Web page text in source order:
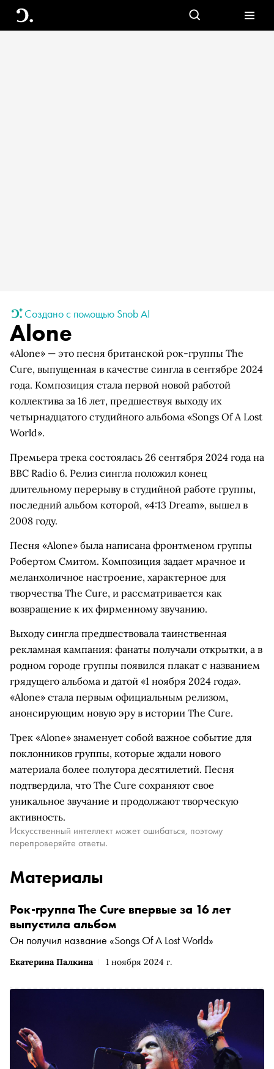
Создано с помощью Snob AI
Alone
«Alone» — это песня британской рок-группы The
Cure, выпущенная в качестве сингла в сентябре 2024
года. Композиция стала первой новой работой
коллектива за 16 лет, предшествуя выходу их
четырнадцатого студийного альбома «Songs Of A Lost
World».
Премьера трека состоялась 26 сентября 2024 года на
BBC Radio 6. Релиз сингла положил конец
длительному перерыву в студийной работе группы,
последний альбом которой, «4:13 Dream», вышел в
2008 году.
Песня «Alone» была написана фронтменом группы
Робертом Смитом. Композиция задает мрачное и
меланхоличное настроение, характерное для
творчества The Cure, и рассматривается как
возвращение к их фирменному звучанию.
Выходу сингла предшествовала таинственная
рекламная кампания: фанаты получали открытки, а в
родном городе группы появился плакат с названием
грядущего альбома и датой «1 ноября 2024 года».
«Alone» стала первым официальным релизом,
анонсирующим новую эру в истории The Cure.
Трек «Alone» знаменует собой важное событие для
поклонников группы, которые ждали нового
материала более полутора десятилетий. Песня
подтвердила, что The Cure сохраняют свое
уникальное звучание и продолжают творческую
активность.
Искусственный интеллект может ошибаться, поэтому
перепроверяйте ответы.
Материалы
Екатерина Палкина 1 ноября 2024 г.
Рок-группа The Cure впервые за 16 лет
выпустила альбом
Он получил название «Songs Of A Lost World»